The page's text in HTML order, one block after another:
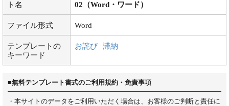
ト名
02（Word・ワード）
ファイル形式 Word
テンプレートの
キーワード
お詫び 滞納
■無料テンプレート書式のご利用規約・免責事項
・本サイトのデータをご利用いただく場合は、お客様のご判断と責任に